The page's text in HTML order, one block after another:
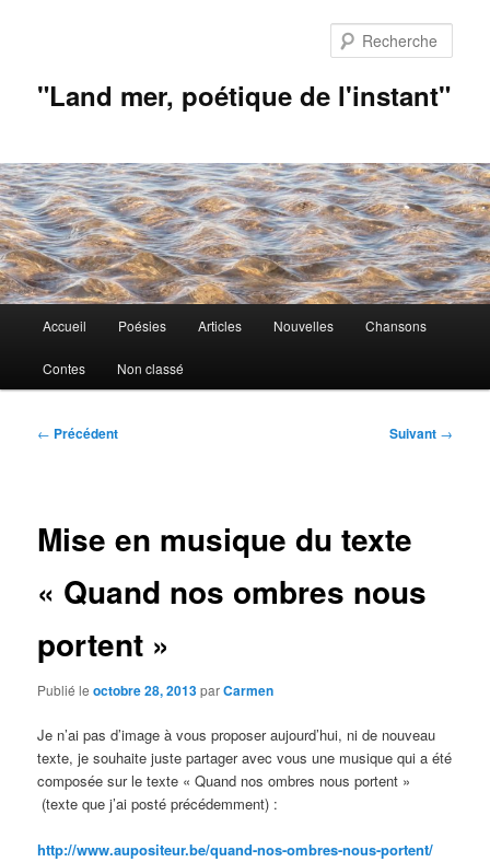
"Land mer, poétique de l'instant"
principal
Accueil Poésies Articles Nouvelles Chansons
Contes Non classé
Navigation
← Précédent Suivant →
Mise en musique du texte
« Quand nos ombres nous
portent »
Publié leoctobre 28, 2013parCarmen
Je n’ai pas d’image à vous proposer aujourd’hui, ni de nouveau
texte, je souhaite juste partager avec vous une musique qui a été
composée sur le texte « Quand nos ombres nous portent »
(texte que j’ai posté précédemment) :
http://www.aupositeur.be/quand-nos-ombres-nous-portent/